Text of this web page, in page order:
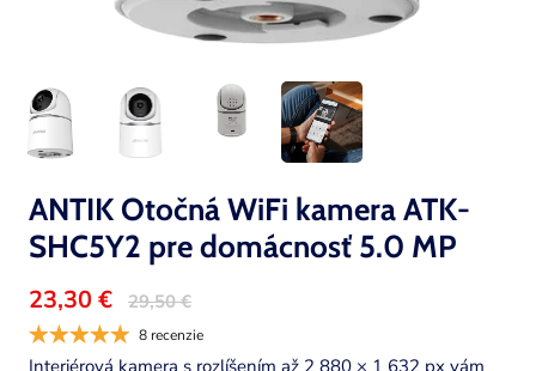
ANTIK Otočná WiFi kamera ATK-
SHC5Y2 pre domácnosť 5.0 MP
23,30 € 29,50 €
8 recenzie
Interiérová kamera s rozlíšením až 2 880 × 1 632 px vám